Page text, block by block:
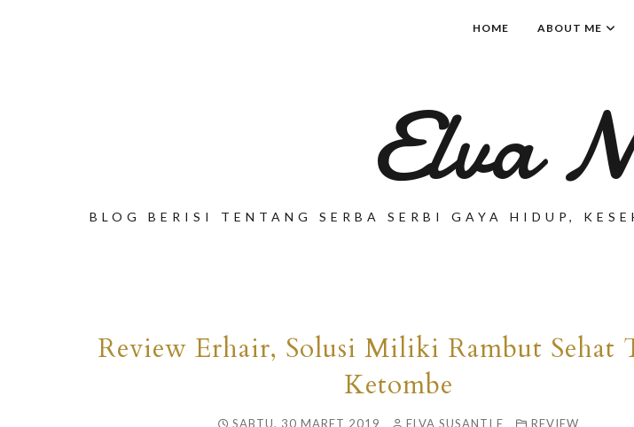
HOME ABOUT ME
Elva
BLOG BERISI TENTANG SERBA SERBI GAYA HIDUP,
Review Erhair, Solusi Miliki Rambut Sehat
Ketombe
SABTU, 30 MARET 2019 ELVA SUSANTI E REVIEW